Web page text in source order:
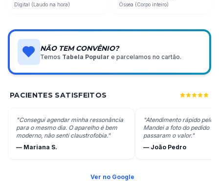
Digital (Laudo na hora) Óssea (Corpo inteiro)
NÃO TEM CONVÊNIO?
Temos Tabela Popular e parcelamos no cartão.
PACIENTES SATISFEITOS
"Consegui agendar minha ressonância
para o mesmo dia. O aparelho é bem
moderno, não senti claustrofobia."
— Mariana S.
"Atendimento rápido pelo
Mandei a foto do pedido e
passaram o valor."
— João Pedro
Ver no Google